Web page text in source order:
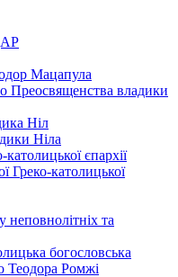
Мацапула
Преосвященства владики
Ніл
Ніла
єпархії
Греко-католицької
неповнолітніх та
богословська
Теодора Ромжі